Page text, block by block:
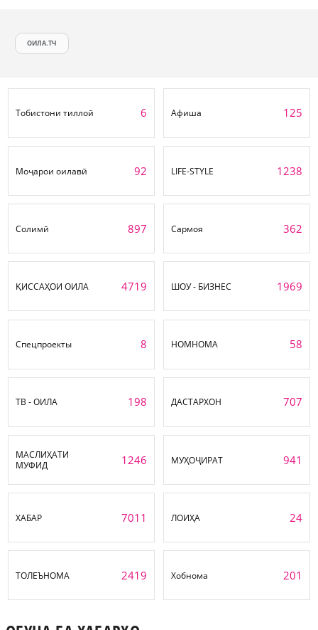
ОИЛА.ТЧ
Тобистони тиллоӣ 6 Афиша 125
Моҷарои оилавӣ 92 LIFE-STYLE 1238
Солимӣ 897 Сармоя 362
ҚИССАҲОИ ОИЛА 4719 ШОУ - БИЗНЕС 1969
Спецпроекты 8 НОМНОМА 58
ТВ - ОИЛА 198 ДАСТАРХОН 707
МАСЛИҲАТИ
МУФИД
1246 МУҲОҶИРАТ 941
ХАБАР 7011 ЛОИҲА 24
ТОЛЕЪНОМА 2419 Хобнома 201